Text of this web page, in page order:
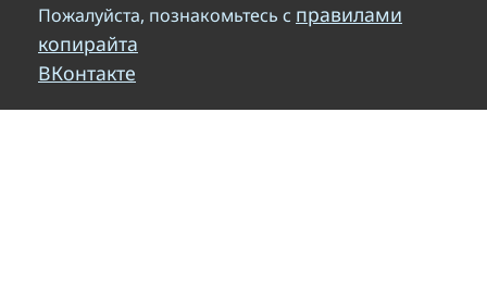
Пожалуйста, познакомьтесь с правилами
копирайта
ВКонтакте